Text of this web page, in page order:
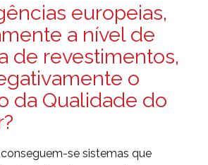
europeias,
a nível de
de revestimentos,
o
da Qualidade do
se sistemas que